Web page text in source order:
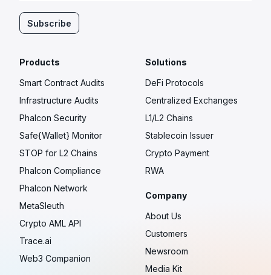
Subscribe
Products
Smart Contract Audits
Infrastructure Audits
Phalcon Security
Safe{Wallet} Monitor
STOP for L2 Chains
Phalcon Compliance
Phalcon Network
MetaSleuth
Crypto AML API
Trace.ai
Web3 Companion
Solutions
DeFi Protocols
Centralized Exchanges
L1/L2 Chains
Stablecoin Issuer
Crypto Payment
RWA
Company
About Us
Customers
Newsroom
Media Kit